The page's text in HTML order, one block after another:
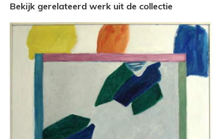
Bekijk gerelateerd werk uit de collectie